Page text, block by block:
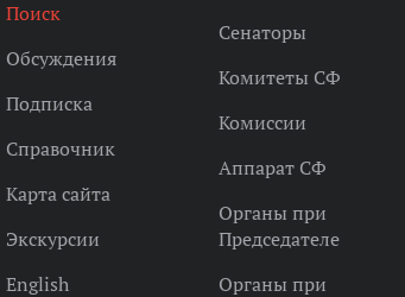
Поиск
Обсуждения
Подписка
Справочник
Карта сайта
Экскурсии
English
Сенаторы
Комитеты СФ
Комиссии
Аппарат СФ
Органы при
Председателе
Органы при